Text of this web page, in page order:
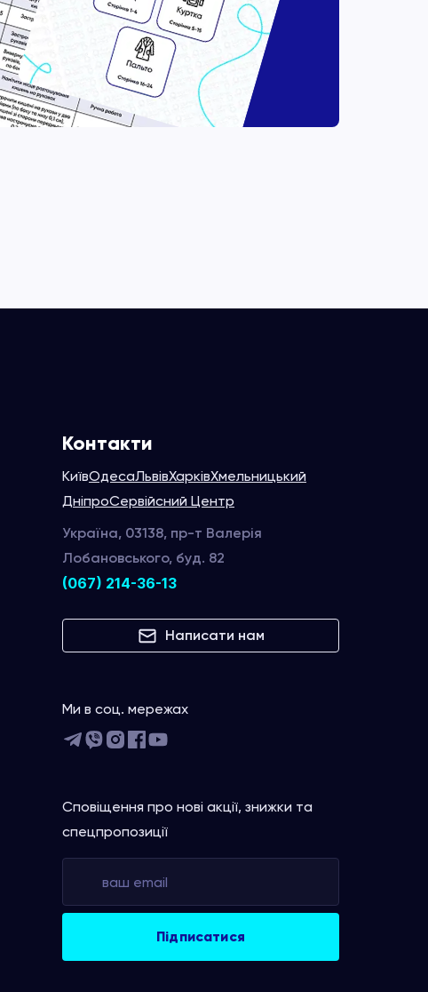
Контакти
КиївОдесаЛьвівХарківХмельницький
ДніпроСервійсний Центр
Україна, 03138, пр-т Валерія
Лобановського, буд. 82
(067) 214-36-13
Написати нам
Ми в соц. мережах
Сповіщення про нові акції, знижки та
спецпропозиції